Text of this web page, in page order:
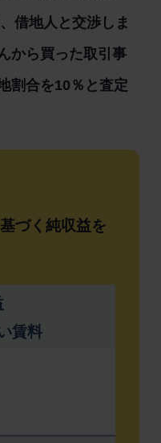
借地人と交渉しま
から買った取引事
割合を10％と査定
づく純収益を
賃料